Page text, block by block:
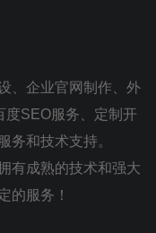
、企业官网制作、外
度SEO服务、定制开
务和技术支持。
有成熟的技术和强大
的服务！